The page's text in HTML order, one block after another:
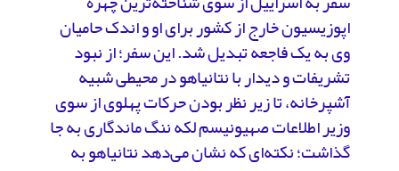
اپوزیسیون خارج از کشور برای او و اندک حامیان
وی به یک فاجعه تبدیل شد. این سفر؛ از نبود
تشریفات و دیدار با نتانیاهو در محیطی شبیه
آشپرخانه، تا زیر نظر بودن حرکات پهلوی از سوی
وزیر اطلاعات صهیونیسم لکه ننگ ماندگاری به جا
گذاشت؛ نکته‌ای که نشان می‌دهد نتانیاهو به